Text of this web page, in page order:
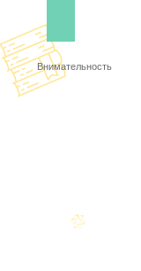
Внимательность